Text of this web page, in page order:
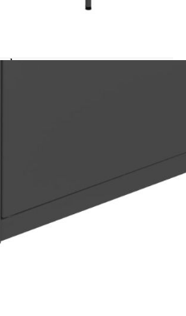
101,5 см (Ш x Д x В)
трябва да се
приставка за стена